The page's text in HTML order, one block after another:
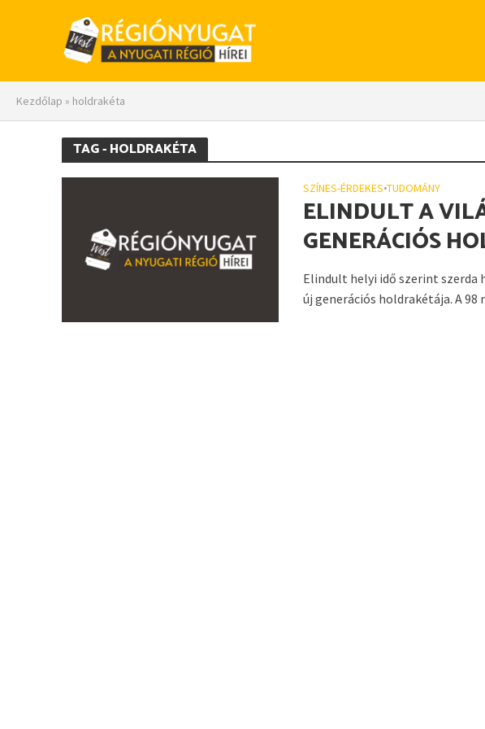
Kezdőlap » holdrakéta
TAG - HOLDRAKÉTA
SZÍNES-ÉRDEKES•TUDOMÁNY
ELINDULT A
GENERÁCIÓS
Elindult helyi idő szerint szerda
új generációs holdrakétája. A 98